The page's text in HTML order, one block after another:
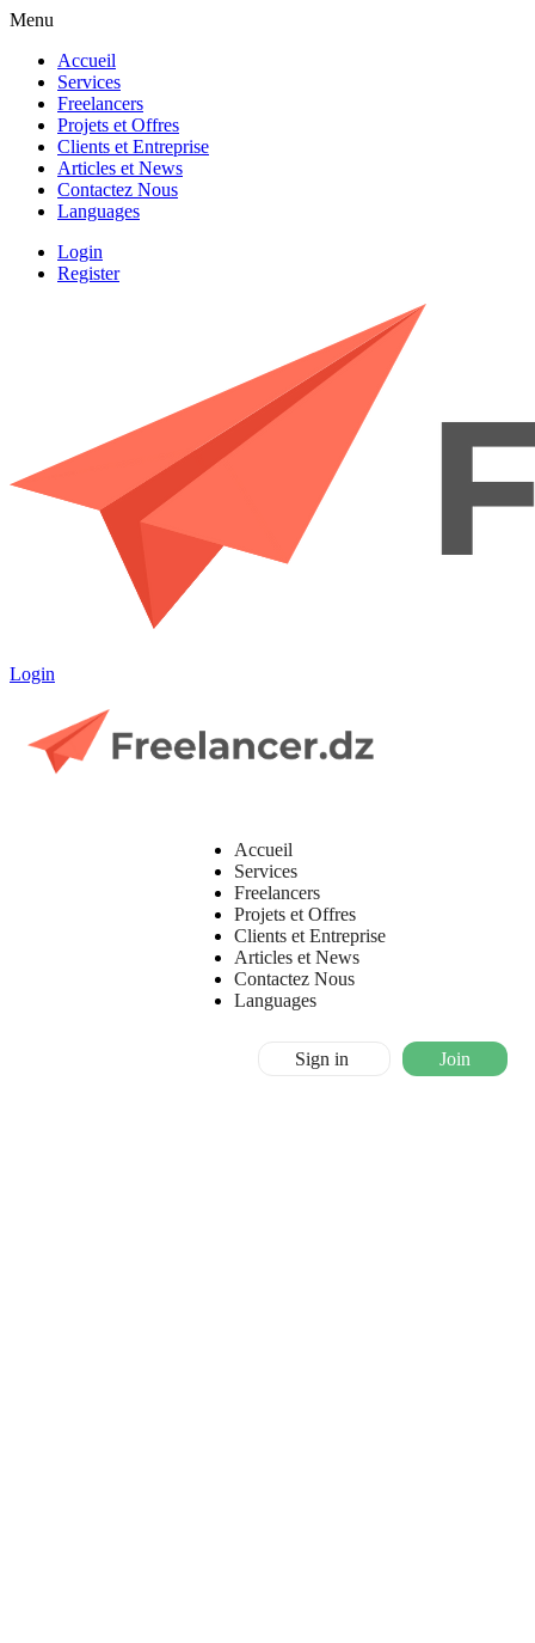
Menu
Accueil
Services
Freelancers
Projets et Offres
Clients et Entreprise
Articles et News
Contactez Nous
Languages
Login
Register
Login
Accueil
Services
Freelancers
Projets et Offres
Clients et Entreprise
Articles et News
Contactez Nous
Languages
Sign in Join